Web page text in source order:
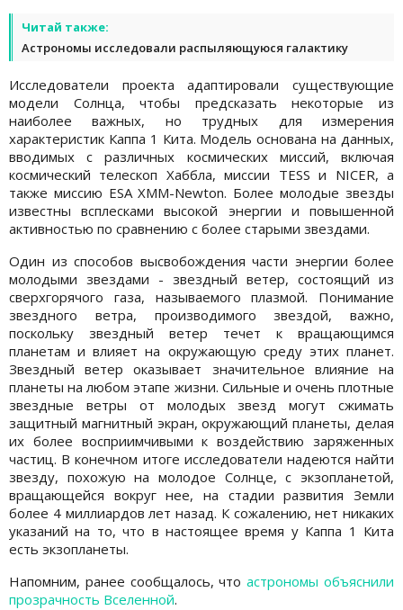
Читай также:
Астрономы исследовали распыляющуюся галактику
Исследователи проекта адаптировали существующие
модели Солнца, чтобы предсказать некоторые из
наиболее важных, но трудных для измерения
характеристик Каппа 1 Кита. Модель основана на данных,
вводимых с различных космических миссий, включая
космический телескоп Хаббла, миссии TESS и NICER, а
также миссию ESA XMM-Newton. Более молодые звезды
известны всплесками высокой энергии и повышенной
активностью по сравнению с более старыми звездами.
Один из способов высвобождения части энергии более
молодыми звездами - звездный ветер, состоящий из
сверхгорячого газа, называемого плазмой. Понимание
звездного ветра, производимого звездой, важно,
поскольку звездный ветер течет к вращающимся
планетам и влияет на окружающую среду этих планет.
Звездный ветер оказывает значительное влияние на
планеты на любом этапе жизни. Сильные и очень плотные
звездные ветры от молодых звезд могут сжимать
защитный магнитный экран, окружающий планеты, делая
их более восприимчивыми к воздействию заряженных
частиц. В конечном итоге исследователи надеются найти
звезду, похожую на молодое Солнце, с экзопланетой,
вращающейся вокруг нее, на стадии развития Земли
более 4 миллиардов лет назад. К сожалению, нет никаких
указаний на то, что в настоящее время у Каппа 1 Кита
есть экзопланеты.
Напомним, ранее сообщалось, чтоастрономы объяснили
прозрачность Вселенной.